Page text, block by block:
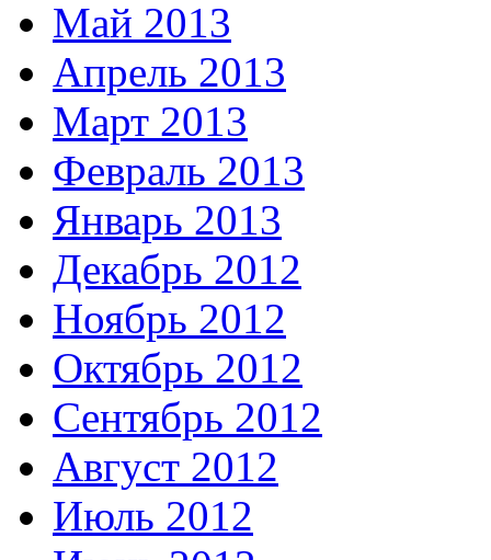
Май 2013
Апрель 2013
Март 2013
Февраль 2013
Январь 2013
Декабрь 2012
Ноябрь 2012
Октябрь 2012
Сентябрь 2012
Август 2012
Июль 2012